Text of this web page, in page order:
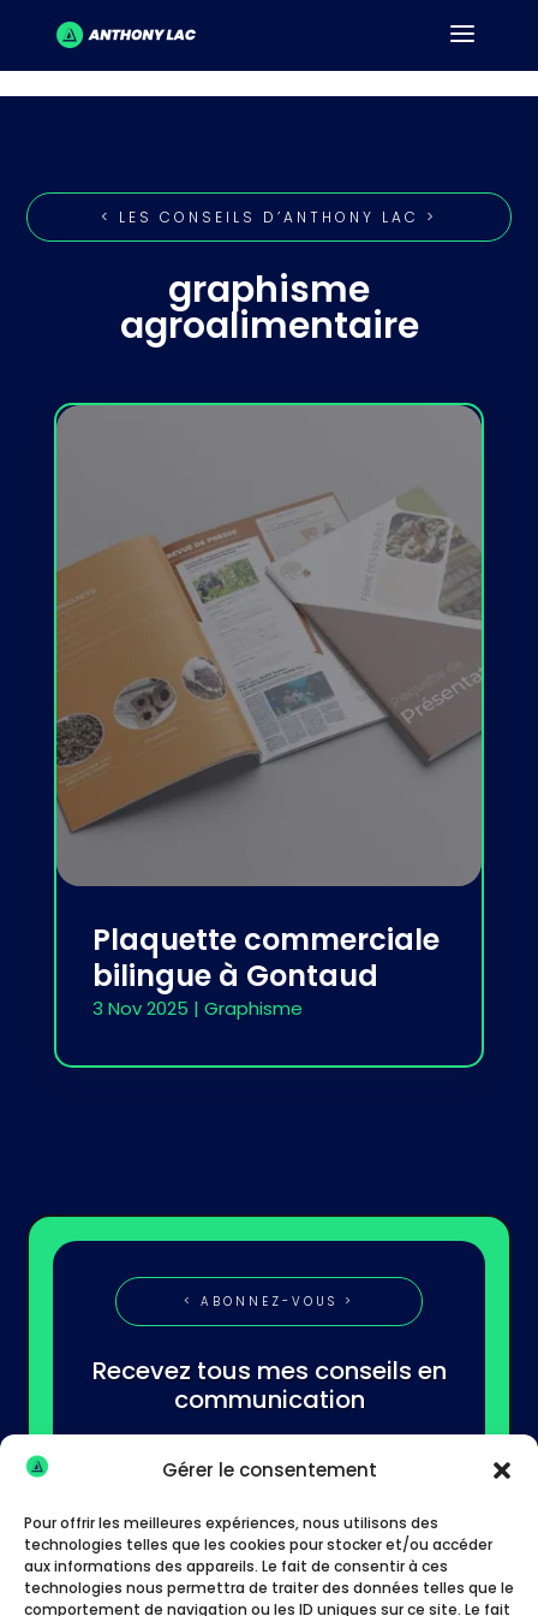
Gérer le consentement
Pour offrir les meilleures expériences, nous utilisons des
technologies telles que les cookies pour stocker et/ou accéder
aux informations des appareils. Le fait de consentir à ces
technologies nous permettra de traiter des données telles que le
comportement de navigation ou les ID uniques sur ce site. Le fait
< LES CONSEILS D’ANTHONY LAC >
graphisme
agroalimentaire
Plaquette commerciale
bilingue à Gontaud
3 Nov 2025 | Graphisme
< ABONNEZ-VOUS >
Recevez tous mes conseils en
communication
S'abonner